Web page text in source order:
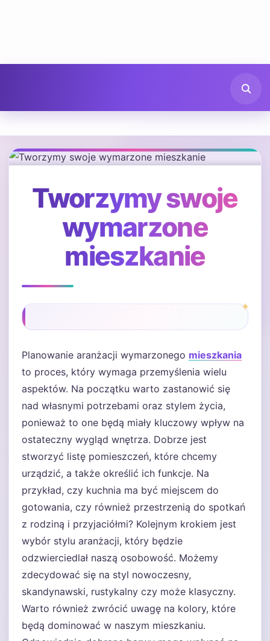
Tworzymy swoje
wymarzone
mieszkanie
Planowanie aranżacji wymarzonego mieszkania
to proces, który wymaga przemyślenia wielu
aspektów. Na początku warto zastanowić się
nad własnymi potrzebami oraz stylem życia,
ponieważ to one będą miały kluczowy wpływ na
ostateczny wygląd wnętrza. Dobrze jest
stworzyć listę pomieszczeń, które chcemy
urządzić, a także określić ich funkcje. Na
przykład, czy kuchnia ma być miejscem do
gotowania, czy również przestrzenią do spotkań
z rodziną i przyjaciółmi? Kolejnym krokiem jest
wybór stylu aranżacji, który będzie
odzwierciedlał naszą osobowość. Możemy
zdecydować się na styl nowoczesny,
skandynawski, rustykalny czy może klasyczny.
Warto również zwrócić uwagę na kolory, które
będą dominować w naszym mieszkaniu.